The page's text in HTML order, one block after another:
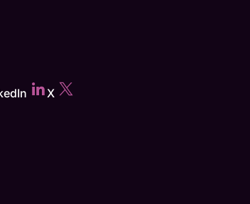
X